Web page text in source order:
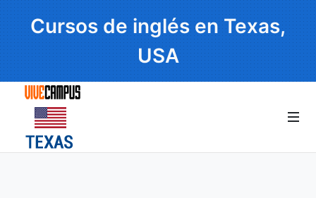
Cursos de inglés en Texas,
USA